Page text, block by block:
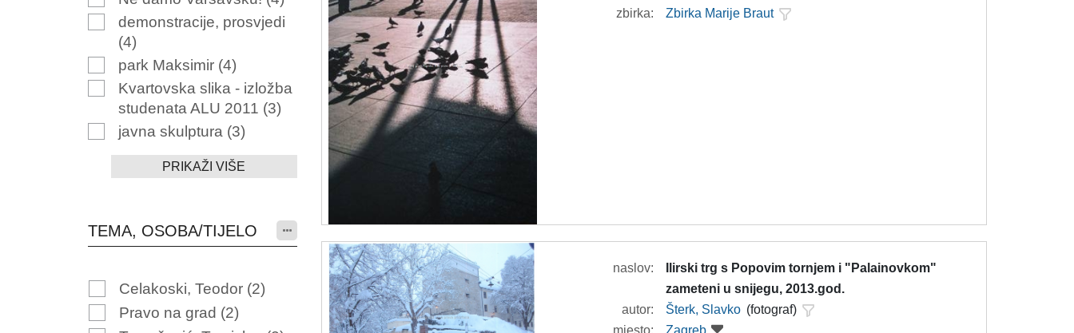
demonstracije, prosvjedi
(4)
park Maksimir (4)
Kvartovska slika - izložba
studenata ALU 2011 (3)
javna skulptura (3)
PRIKAŽI VIŠE
TEMA, OSOBA/TIJELO
Celakoski, Teodor (2)
Pravo na grad (2)
zbirka:
Zbirka Marije Braut
naslov:
Ilirski trg s Popovim tornjem i "Palainovkom"
zameteni u snijegu, 2013.god.
autor:
Šterk, Slavko (fotograf)
mjesto:
Zagreb